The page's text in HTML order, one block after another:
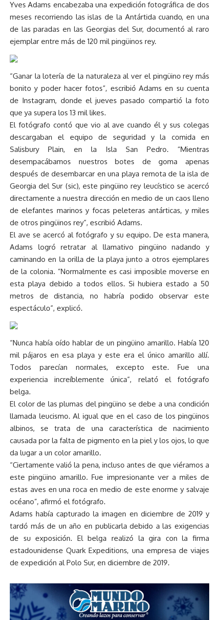
Yves Adams encabezaba una expedición fotográfica de dos
meses recorriendo las islas de la Antártida cuando, en una
de las paradas en las Georgias del Sur, documentó al raro
ejemplar entre más de 120 mil pingüinos rey.
“Ganar la lotería de la naturaleza al ver el pingüino rey más
bonito y poder hacer fotos”, escribió Adams en su cuenta
de Instagram, donde el jueves pasado compartió la foto
que ya supera los 13 mil likes.
El fotógrafo contó que vio al ave cuando él y sus colegas
descargaban el equipo de seguridad y la comida en
Salisbury Plain, en la Isla San Pedro. “Mientras
desempacábamos nuestros botes de goma apenas
después de desembarcar en una playa remota de la isla de
Georgia del Sur (sic), este pingüino rey leucístico se acercó
directamente a nuestra dirección en medio de un caos lleno
de elefantes marinos y focas peleteras antárticas, y miles
de otros pingüinos rey”, escribió Adams.
El ave se acercó al fotógrafo y su equipo. De esta manera,
Adams logró retratar al llamativo pingüino nadando y
caminando en la orilla de la playa junto a otros ejemplares
de la colonia. “Normalmente es casi imposible moverse en
esta playa debido a todos ellos. Si hubiera estado a 50
metros de distancia, no habría podido observar este
espectáculo”, explicó.
“Nunca había oído hablar de un pingüino amarillo. Había 120
mil pájaros en esa playa y este era el único amarillo allí.
Todos parecían normales, excepto este. Fue una
experiencia increíblemente única”, relató el fotógrafo
belga.
El color de las plumas del pingüino se debe a una condición
llamada leucismo. Al igual que en el caso de los pingüinos
albinos, se trata de una característica de nacimiento
causada por la falta de pigmento en la piel y los ojos, lo que
da lugar a un color amarillo.
“Ciertamente valió la pena, incluso antes de que viéramos a
este pingüino amarillo. Fue impresionante ver a miles de
estas aves en una roca en medio de este enorme y salvaje
océano”, afirmó el fotógrafo.
Adams había capturado la imagen en diciembre de 2019 y
tardó más de un año en publicarla debido a las exigencias
de su exposición. El belga realizó la gira con la firma
estadounidense Quark Expeditions, una empresa de viajes
de expedición al Polo Sur, en diciembre de 2019.